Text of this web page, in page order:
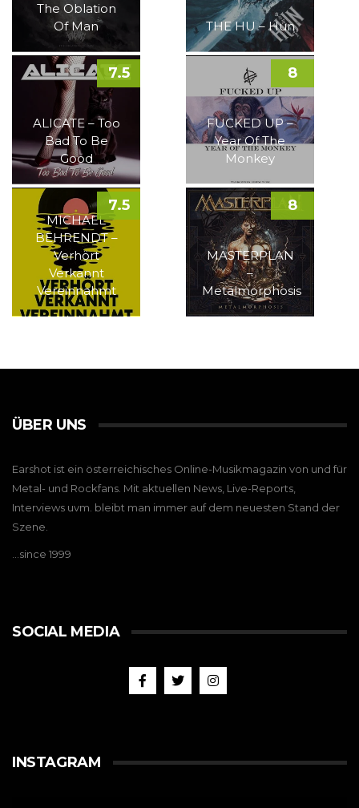
The Oblation
Of Man
THE HU – Hun
ALICATE – Too
Bad To Be
Good
7.5
FUCKED UP –
Year Of The
Monkey
8
MICHAEL
BEHRENDT –
Verhört
Verkannt
Vereinnahmt
7.5
MASTERPLAN
–
Metalmorphosis
8
ÜBER UNS
Earshot ist ein österreichisches Online-Musikmagazin von und für
Metal- und Rockfans. Mit aktuellen News, Live-Reports,
Interviews uvm. bleibt man immer auf dem neuesten Stand der
Szene.
…since 1999
SOCIAL MEDIA
INSTAGRAM